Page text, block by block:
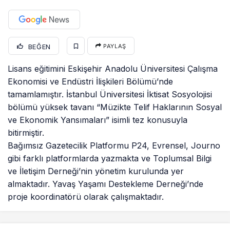
BEĞEN PAYLAŞ
Lisans eğitimini Eskişehir Anadolu Üniversitesi Çalışma
Ekonomisi ve Endüstri İlişkileri Bölümü’nde
tamamlamıştır. İstanbul Üniversitesi İktisat Sosyolojisi
bölümü yüksek tavanı “Müzikte Telif Haklarının Sosyal
ve Ekonomik Yansımaları” isimli tez konusuyla
bitirmiştir.
Bağımsız Gazetecilik Platformu P24, Evrensel, Journo
gibi farklı platformlarda yazmakta ve Toplumsal Bilgi
ve İletişim Derneği’nin yönetim kurulunda yer
almaktadır. Yavaş Yaşamı Destekleme Derneği’nde
proje koordinatörü olarak çalışmaktadır.